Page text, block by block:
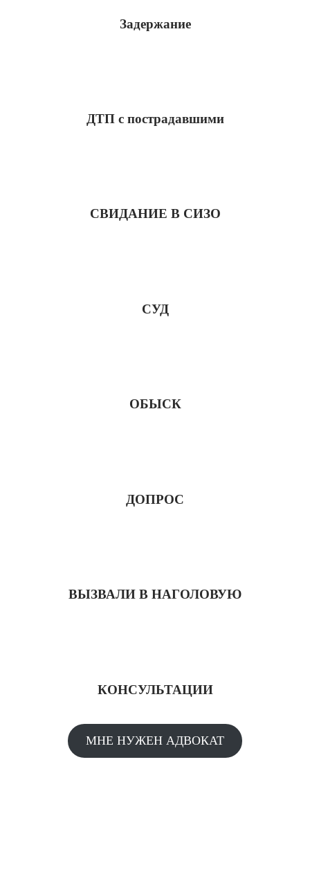
Задержание
ДТП с пострадавшими
СВИДАНИЕ В СИЗО
СУД
ОБЫСК
ДОПРОС
ВЫЗВАЛИ В НАГОЛОВУЮ
КОНСУЛЬТАЦИИ
МНЕ НУЖЕН АДВОКАТ